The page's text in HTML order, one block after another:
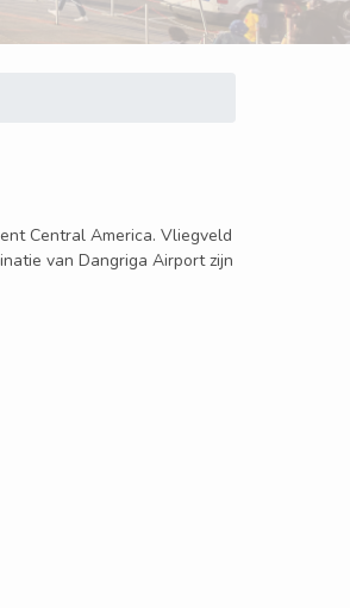
Central America. Vliegveld
van Dangriga Airport zijn